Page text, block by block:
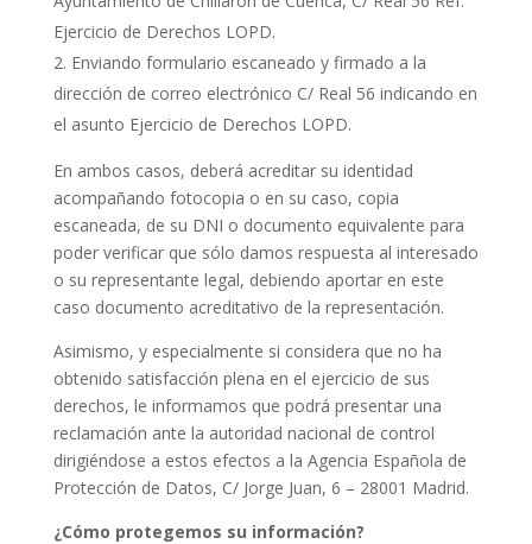
Ejercicio de Derechos LOPD.
Enviando formulario escaneado y firmado a la
dirección de correo electrónico C/ Real 56 indicando en
el asunto Ejercicio de Derechos LOPD.
En ambos casos, deberá acreditar su identidad
acompañando fotocopia o en su caso, copia
escaneada, de su DNI o documento equivalente para
poder verificar que sólo damos respuesta al interesado
o su representante legal, debiendo aportar en este
caso documento acreditativo de la representación.
Asimismo, y especialmente si considera que no ha
obtenido satisfacción plena en el ejercicio de sus
derechos, le informamos que podrá presentar una
reclamación ante la autoridad nacional de control
dirigiéndose a estos efectos a la Agencia Española de
Protección de Datos, C/ Jorge Juan, 6 – 28001 Madrid.
¿Cómo protegemos su información?